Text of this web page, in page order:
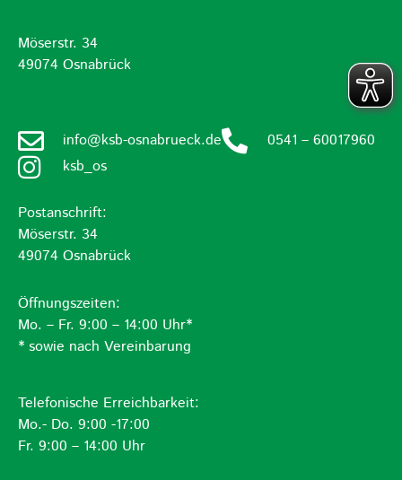
Möserstr. 34
49074 Osnabrück
info@ksb-osnabrueck.de
0541 – 60017960
ksb_os
Postanschrift:
Möserstr. 34
49074 Osnabrück
Öffnungszeiten:
Mo. – Fr. 9:00 – 14:00 Uhr*
* sowie nach Vereinbarung
Telefonische Erreichbarkeit:
Mo.- Do. 9:00 -17:00
Fr. 9:00 – 14:00 Uhr